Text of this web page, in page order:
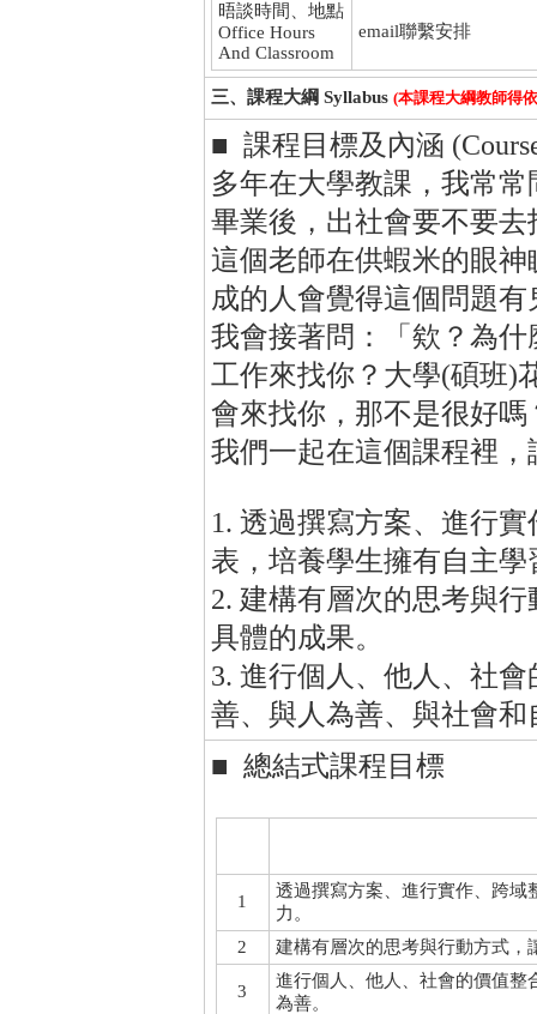
晤談時間、地點
Office Hours
And Classroom
email聯繫安排
三、課程大綱 Syllabus (本課程大綱教師得
■ 課程目標及內涵
多年在大學教課，我常
畢業後，出社會要不要
這個老師在供蝦米的眼
成的人會覺得這個問題有
我會接著問：「欸？為
工作來找你？大學(碩班)
會來找你，那不是很好嗎
我們一起在這個課程裡
1. 透過撰寫方案、進行
表，培養學生擁有自主學
2. 建構有層次的思考與
具體的成果。
3. 進行個人、他人、社
善、與人為善、與社會和
■ 總結式課程目標
1
透過撰寫方案、進行實作、跨域
力。
2
建構有層次的思考與行動方式，
3
進行個人、他人、社會的價值整
為善。